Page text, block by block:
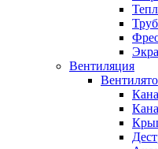
Вентиляция